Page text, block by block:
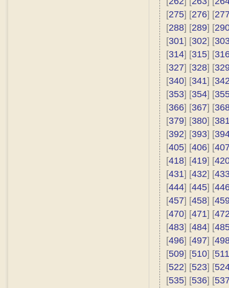
[275] [276] [
[288] [289] [
[301] [302] [
[314] [315] [
[327] [328] [
[340] [341] [
[353] [354] [
[366] [367] [
[379] [380] [
[392] [393] [
[405] [406] [
[418] [419] [
[431] [432] [
[444] [445] [
[457] [458] [
[470] [471] [
[483] [484] [
[496] [497] [
[509] [510] [511
[522] [523] [
[535] [536] [